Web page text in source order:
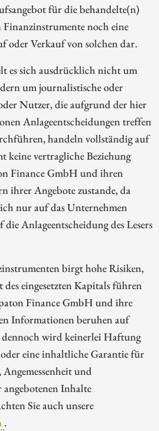
für die behandelte(n)
noch eine
oder Verkauf von solchen dar.
es sich ausdrücklich nicht um
um journalistische oder
Nutzer, die aufgrund der hier
Anlageentscheidungen treffen
handeln vollständig auf
keine vertragliche Beziehung
Finance GmbH und ihren
ihrer Angebote zustande, da
nur auf das Unternehmen
Anlageentscheidung des Lesers
birgt hohe Risiken,
eingesetzten Kapitals führen
Finance GmbH und ihre
Informationen beruhen auf
dennoch wird keinerlei Haftung
eine inhaltliche Garantie für
und
Inhalte
Sie auch unsere
.